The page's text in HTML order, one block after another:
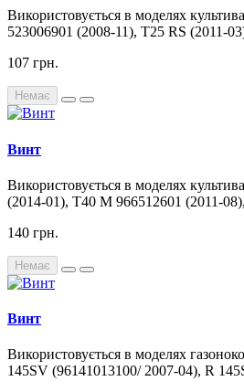
Використовується в моделях
523006901 (2008-11), T25 RS (2011-
107 грн.
Немає
Винт
Використовується в моделях
(2014-01), T40 M 966512601 (2011-
140 грн.
Немає
Винт
Використовується в моделях
145SV (96141013100/ 2007-04), R